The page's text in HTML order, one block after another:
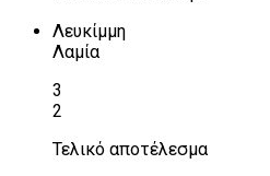
Λευκίμμη
Λαμία
3
2
Τελικό αποτέλεσμα